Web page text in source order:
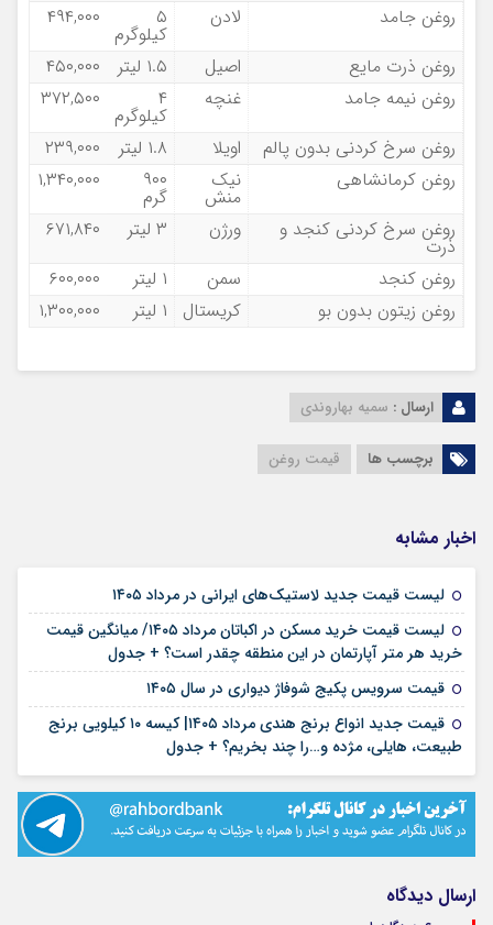
روغن جامد لادن ۵
کیلوگرم
۴۹۴,۰۰۰
روغن ذرت مایع
اصیل ۱.۵ لیتر
۴۵۰,۰۰۰
روغن نیمه جامد
غنچه ۴
کیلوگرم
۳۷۲,۵۰۰
روغن سرخ کردنی بدون پالم
اویلا ۱.۸ لیتر
۲۳۹,۰۰۰
روغن کرمانشاهی
نیک
منش
۹۰۰
گرم
۱,۳۴۰,۰۰۰
روغن سرخ کردنی کنجد و
ذرت
ورژن ۳ لیتر
۶۷۱,۸۴۰
روغن کنجد
سمن ۱ لیتر
۶۰۰,۰۰۰
روغن زیتون بدون بو
کریستال ۱ لیتر ۱,۳۰۰,۰۰۰
ارسال : سمیه بهاروندی
برچسب ها قیمت روغن
اخبار مشابه
لیست قیمت جدید لاستیک‌های ایرانی در مرداد ۱۴۰۵
لیست قیمت خرید مسکن در اکباتان مرداد ۱۴۰۵/ میانگین قیمت
خرید هر متر آپارتمان در این منطقه چقدر است؟ + جدول
قیمت سرویس پکیج شوفاژ دیواری در سال ۱۴۰۵
قیمت جدید انواع برنج هندی مرداد ۱۴۰۵| کیسه ۱۰ کیلویی برنج
طبیعت، هایلی، مژده و…را چند بخریم؟ + جدول
ارسال دیدگاه